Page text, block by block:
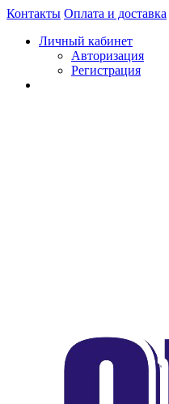
Контакты Оплата и доставка
Личный кабинет
Авторизация
Регистрация